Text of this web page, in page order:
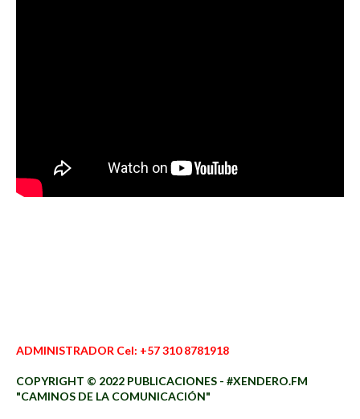
ADMINISTRADOR Cel: +57 310 8781918
COPYRIGHT © 2022 PUBLICACIONES - #XENDERO.FM
"CAMINOS DE LA COMUNICACIÓN"